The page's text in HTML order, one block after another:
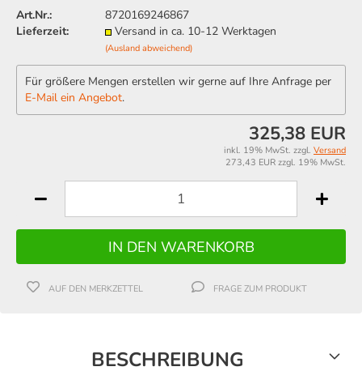
Art.Nr.:
8720169246867
Lieferzeit:
Versand in ca. 10-12 Werktagen
(Ausland abweichend)
Für größere Mengen erstellen wir gerne auf Ihre Anfrage per
E-Mail ein Angebot.
325,38 EUR
inkl. 19% MwSt. zzgl. Versand
273,43 EUR zzgl. 19% MwSt.
AUF DEN MERKZETTEL FRAGE ZUM PRODUKT
BESCHREIBUNG